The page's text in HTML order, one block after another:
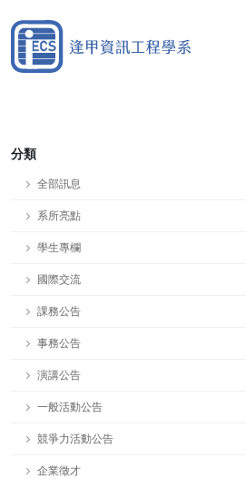
分類
全部訊息
系所亮點
學生專欄
國際交流
課務公告
事務公告
演講公告
一般活動公告
競爭力活動公告
企業徵才